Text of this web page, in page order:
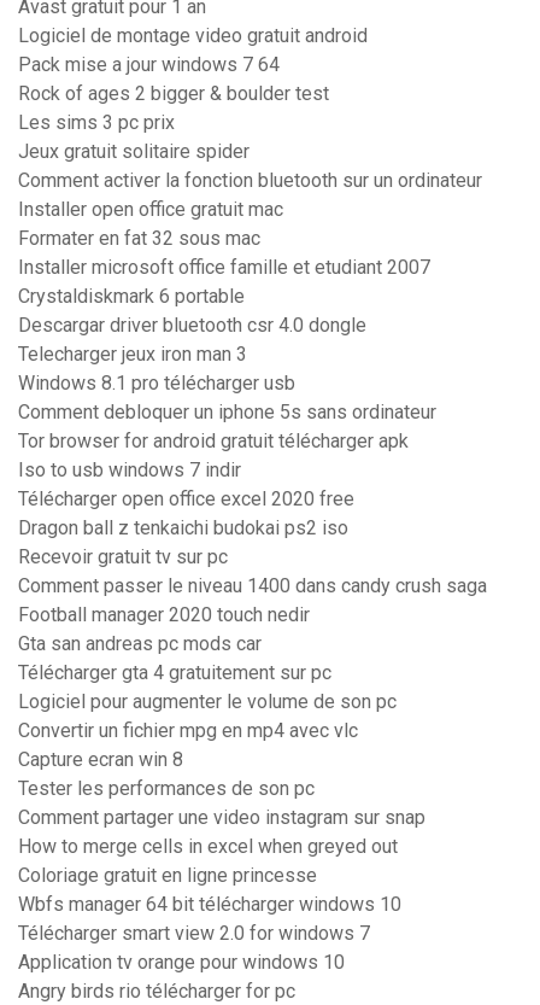
Avast gratuit pour 1 an
Logiciel de montage video gratuit android
Pack mise a jour windows 7 64
Rock of ages 2 bigger & boulder test
Les sims 3 pc prix
Jeux gratuit solitaire spider
Comment activer la fonction bluetooth sur un ordinateur
Installer open office gratuit mac
Formater en fat 32 sous mac
Installer microsoft office famille et etudiant 2007
Crystaldiskmark 6 portable
Descargar driver bluetooth csr 4.0 dongle
Telecharger jeux iron man 3
Windows 8.1 pro télécharger usb
Comment debloquer un iphone 5s sans ordinateur
Tor browser for android gratuit télécharger apk
Iso to usb windows 7 indir
Télécharger open office excel 2020 free
Dragon ball z tenkaichi budokai ps2 iso
Recevoir gratuit tv sur pc
Comment passer le niveau 1400 dans candy crush saga
Football manager 2020 touch nedir
Gta san andreas pc mods car
Télécharger gta 4 gratuitement sur pc
Logiciel pour augmenter le volume de son pc
Convertir un fichier mpg en mp4 avec vlc
Capture ecran win 8
Tester les performances de son pc
Comment partager une video instagram sur snap
How to merge cells in excel when greyed out
Coloriage gratuit en ligne princesse
Wbfs manager 64 bit télécharger windows 10
Télécharger smart view 2.0 for windows 7
Application tv orange pour windows 10
Angry birds rio télécharger for pc